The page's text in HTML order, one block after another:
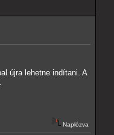
újra lehetne indítani. A
Naplózva